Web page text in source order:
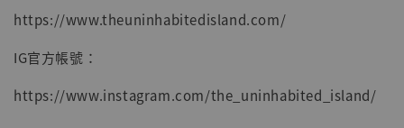
https://www.theuninhabitedisland.com/
IG官方帳號：
https://www.instagram.com/the_uninhabited_island/